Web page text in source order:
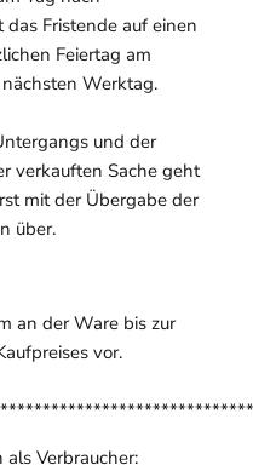
das Fristende auf einen
Feiertag am
Werktag.
und der
verkauften Sache geht
mit der Übergabe der
über.
an der Ware bis zur
vor.
Verbraucher: